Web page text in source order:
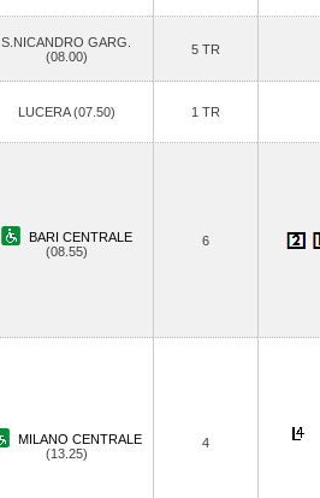
S.NICANDRO GARG.
(08.00)
5 TR
LUCERA (07.50) 1 TR
BARI CENTRALE
(08.55)
6
MILANO CENTRALE
(13.25)
4